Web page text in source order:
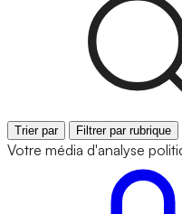
Trier par Filtrer par rubrique
Votre média d'analyse